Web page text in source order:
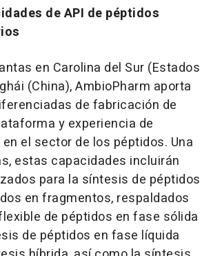
de API de péptidos
en Carolina del Sur (Estados
(China), AmbioPharm aporta
de fabricación de
y experiencia de
el sector de los péptidos. Una
estas capacidades incluirán
para la síntesis de péptidos
en fragmentos, respaldados
de péptidos en fase sólida
de péptidos en fase líquida